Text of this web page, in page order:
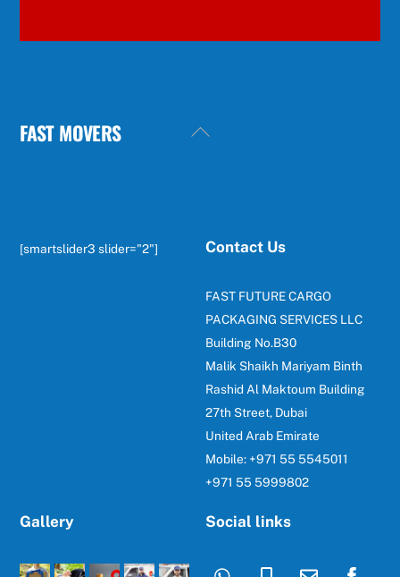
Back
FAST MOVERS
[smartslider3 slider="2"] Contact Us
FAST FUTURE CARGO
PACKAGING SERVICES LLC
Building No.B30
Malik Shaikh Mariyam Binth
Rashid Al Maktoum Building
27th Street, Dubai
United Arab Emirate
Mobile: +971 55 5545011
+971 55 5999802
Gallery Social links